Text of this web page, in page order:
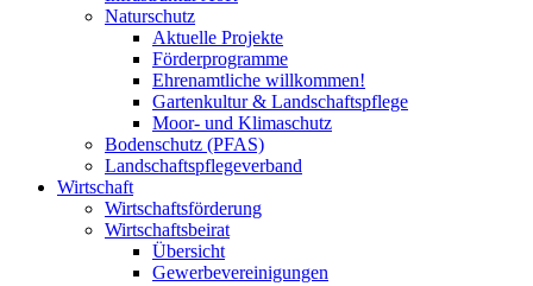
Naturschutz
Aktuelle Projekte
Förderprogramme
Ehrenamtliche willkommen!
Gartenkultur & Landschaftspflege
Moor- und Klimaschutz
Bodenschutz (PFAS)
Landschaftspflegeverband
Wirtschaft
Wirtschaftsförderung
Wirtschaftsbeirat
Übersicht
Gewerbevereinigungen